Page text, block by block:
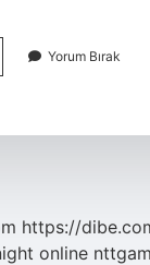
Yorum Bırak
https://
online